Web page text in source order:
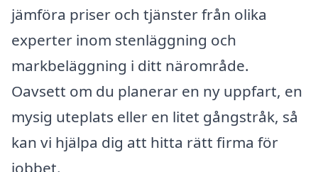
jämföra priser och tjänster från olika
experter inom stenläggning och
markbeläggning i ditt närområde.
Oavsett om du planerar en ny uppfart, en
mysig uteplats eller en litet gångstråk, så
kan vi hjälpa dig att hitta rätt firma för